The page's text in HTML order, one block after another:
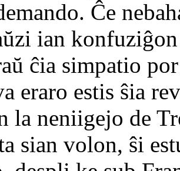
Ĉe
ian
ĉia simpatio
eraro estis ŝia
la neniigejo de
sian volon, ŝi